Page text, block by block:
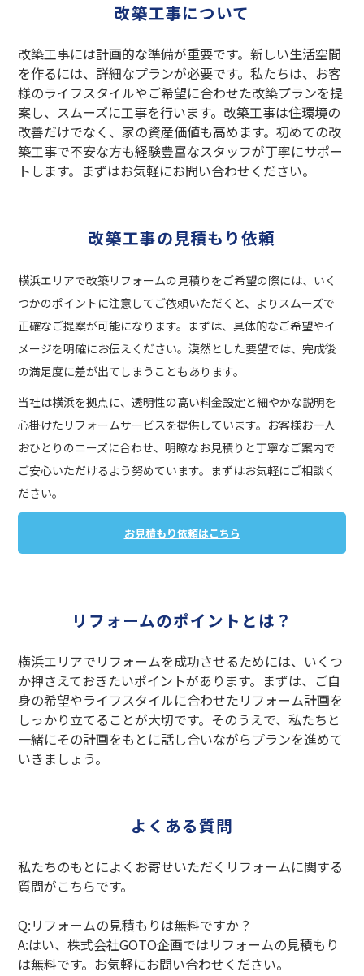
改築工事について
改築工事には計画的な準備が重要です。新しい生活空間
を作るには、詳細なプランが必要です。私たちは、お客
様のライフスタイルやご希望に合わせた改築プランを提
案し、スムーズに工事を行います。改築工事は住環境の
改善だけでなく、家の資産価値も高めます。初めての改
築工事で不安な方も経験豊富なスタッフが丁寧にサポー
トします。まずはお気軽にお問い合わせください。
改築工事の見積もり依頼
横浜エリアで改築リフォームの見積りをご希望の際には、いく
つかのポイントに注意してご依頼いただくと、よりスムーズで
正確なご提案が可能になります。まずは、具体的なご希望やイ
メージを明確にお伝えください。漠然とした要望では、完成後
の満足度に差が出てしまうこともあります。
当社は横浜を拠点に、透明性の高い料金設定と細やかな説明を
心掛けたリフォームサービスを提供しています。お客様お一人
おひとりのニーズに合わせ、明瞭なお見積りと丁寧なご案内で
ご安心いただけるよう努めています。まずはお気軽にご相談く
ださい。
お見積もり依頼はこちら
リフォームのポイントとは？
横浜エリアでリフォームを成功させるためには、いくつ
か押さえておきたいポイントがあります。まずは、ご自
身の希望やライフスタイルに合わせたリフォーム計画を
しっかり立てることが大切です。そのうえで、私たちと
一緒にその計画をもとに話し合いながらプランを進めて
いきましょう。
よくある質問
私たちのもとによくお寄せいただくリフォームに関する
質問がこちらです。
Q:リフォームの見積もりは無料ですか？
A:はい、株式会社GOTO企画ではリフォームの見積もり
は無料です。お気軽にお問い合わせください。